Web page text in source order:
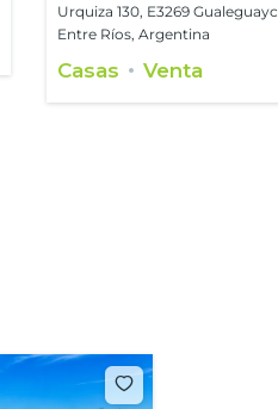
Urquiza 130, E3269
Entre Ríos, Argentina
Casas Venta